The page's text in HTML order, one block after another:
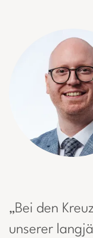
„Bei den
unserer